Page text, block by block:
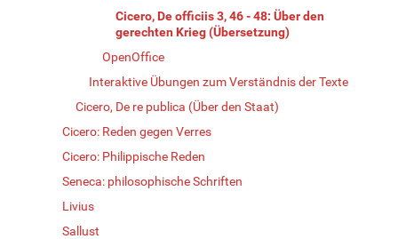
Cicero, De officiis 3, 46 - 48: Über den
gerechten Krieg (Übersetzung)
OpenOffice
Interaktive Übungen zum Verständnis der Texte
Cicero, De re publica (Über den Staat)
Cicero: Reden gegen Verres
Cicero: Philippische Reden
Seneca: philosophische Schriften
Livius
Sallust